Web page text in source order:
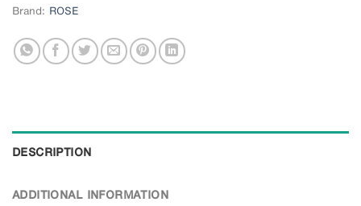
Brand: ROSE
DESCRIPTION
ADDITIONAL INFORMATION